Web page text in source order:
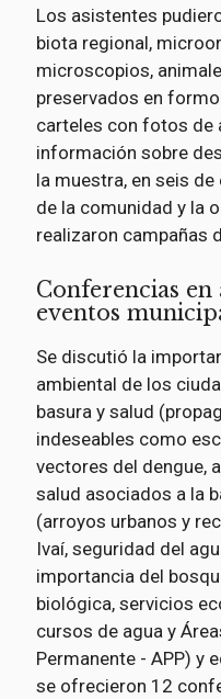
Los asistentes
biota regional,
microscopios,
preservados en
carteles con fotos de
información sobre
la muestra, en seis
de la comunidad y la
realizaron campañas
Conferencias
eventos
Se discutió la
ambiental de los
basura y salud
indeseables como
vectores del dengue,
salud asociados a la
(arroyos urbanos y
Ivaí, seguridad del
importancia del
biológica, servicios
cursos de agua y
Permanente - APP) y
se ofrecieron 12